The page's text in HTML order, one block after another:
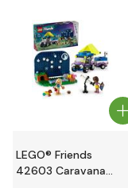
LEGO® Friends
42603 Caravana